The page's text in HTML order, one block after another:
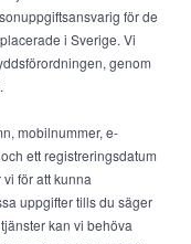
för de
i Sverige. Vi
genom
mobilnummer, e-
ett registreringsdatum
för att kunna
uppgifter tills du säger
kan vi behöva